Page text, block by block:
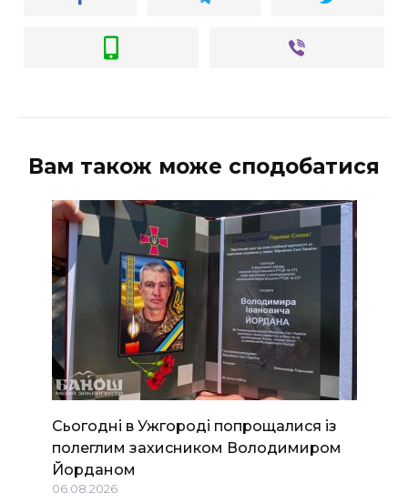
Вам також може сподобатися
Сьогодні в Ужгороді попрощалися із
полеглим захисником Володимиром
Йорданом
06.08.2026